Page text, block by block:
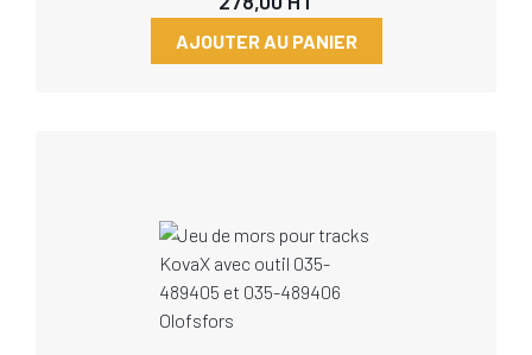
AJOUTER AU PANIER